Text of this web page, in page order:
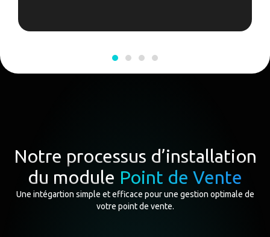
Notre processus d’installation
du module Point de Vente
Une intégartion simple et efficace pour une gestion optimale de
votre point de vente.